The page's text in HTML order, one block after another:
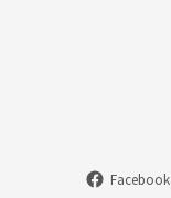
Facebook